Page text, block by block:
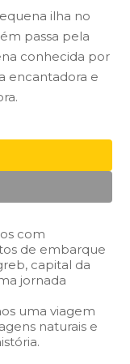
ilha no
passa pela
conhecida por
encantadora e
com
de embarque
capital da
jornada
uma viagem
naturais e